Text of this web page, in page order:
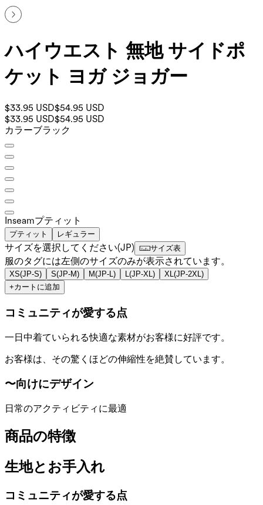
ハイウエスト 無地 サイドポ
ケット ヨガ ジョガー
$33.95 USD$54.95 USD
$33.95 USD$54.95 USD
カラーブラック
Inseam️プティット
プティット レギュラー
サイズを選択してください(JP) サイズ表
服のタグには左側のサイズのみが表示されています。
XS(JP-S) S(JP-M) M(JP-L) L(JP-XL) XL(JP-2XL)
+カートに追加
コミュニティが愛する点
一日中着ていられる快適な素材がお客様に好評です。
お客様は、その驚くほどの伸縮性を絶賛しています。
〜向けにデザイン
日常のアクティビティに最適
商品の特徴
生地とお手入れ
コミュニティが愛する点